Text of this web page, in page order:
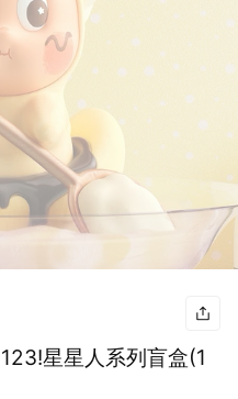
星星人系列盲盒(1